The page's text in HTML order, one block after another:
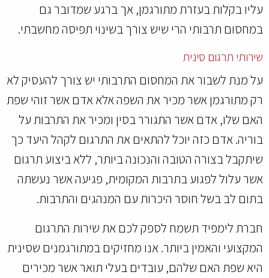
עליו בקלות בעזרת מתורגמן, אך ברגע שמדובר גם
במחסום תרבותי הרי שיש צורך בשינוי תפיסה מחשבתי.
שירותי תרגום סינית
על מנת לשבור את המחסום התרבותי יש צורך להעסיק לא
רק מתורגמן אשר מכיר את השפה אלא אדם אשר זוהי שפת
האם שלו, אדם אשר התגורר בסין ומכיר את התרבות על
בוריה. אדם כזה יוכל להתאים את התרגום לקהל היעד כך
שיתקבל בצורה הטובה והנכונה ביותר, ללא ביצוע תרגום
אשר עלול לפגוע בתרבות המקומית, פגיעה אשר נעשתה
בתום לב בשל חוסר היכרות עם המנהגים והתרבות.
חברת לימפיד תשמח לספק לכם את שירות התרגום
המקצועי והאמין ביותר. אנו מחזיקים במתורגמנים שסינית
היא שפת האם שלהם, עובדים בעלי תואר אשר מכירים